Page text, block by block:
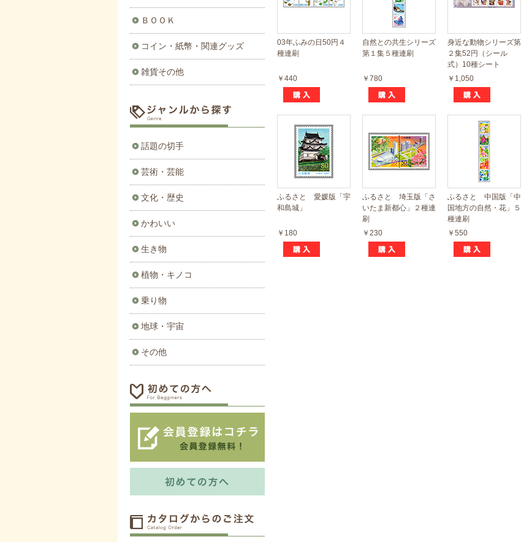
03年ふみの日50円４
種連刷
￥440
自然との共生シリーズ
第１集５種連刷
￥780
身近な動物シリーズ第
２集52円（シール
式）10種シート
￥1,050
ふるさと 愛媛版「宇
和島城」
￥180
ふるさと 埼玉版「さ
いたま新都心」２種連
刷
￥230
ふるさと 中国版「中
国地方の自然・花」５
種連刷
￥550
ＢＯＯＫ
コイン・紙幣・関連グッズ
雑貨その他
話題の切手
芸術・芸能
文化・歴史
かわいい
生き物
植物・キノコ
乗り物
地球・宇宙
その他